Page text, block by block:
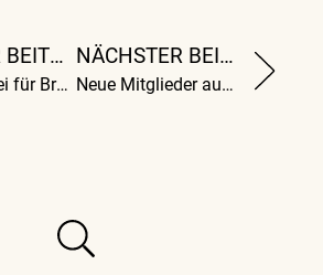
VORIGER BEITRAG
Stempel frei für Bruckner
NÄCHSTER BEITRAG
Neue Mitglieder aufgenommen